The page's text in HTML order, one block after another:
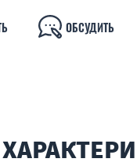
ОБСУДИТЬ